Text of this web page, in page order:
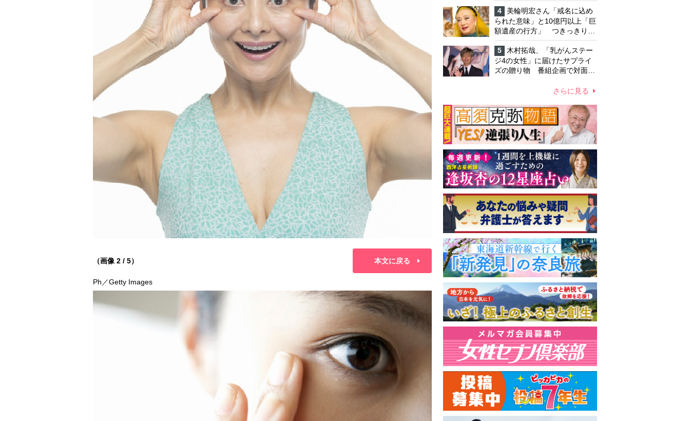
（画像 2 / 5） 本文に戻る
Ph／Getty Images
ろ強まる福祉活動への思い
4
美輪明宏さん「戒名に込め
られた意味」と10億円以上「巨
額遺産の行方」 つきっきりで
私生活をサポートしていた元俳
優が相続か
5
木村拓哉、「乳がんステー
ジ4の女性」に届けたサプライ
ズの贈り物 番組企画で対面し
心遣いに「うれしくて号泣しま
さらに見る